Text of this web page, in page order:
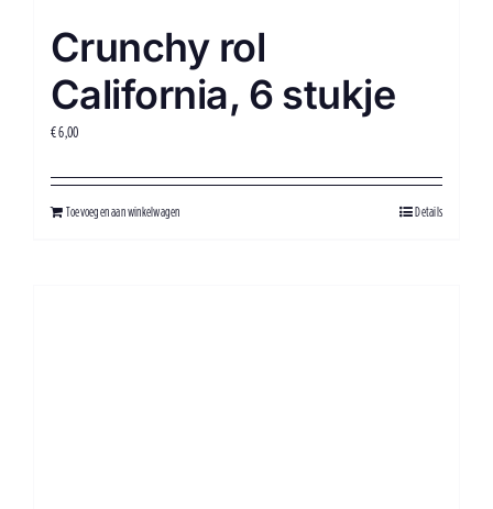
Crunchy rol
California, 6 stukje
€6,00
Toevoegen aan winkelwagen Details